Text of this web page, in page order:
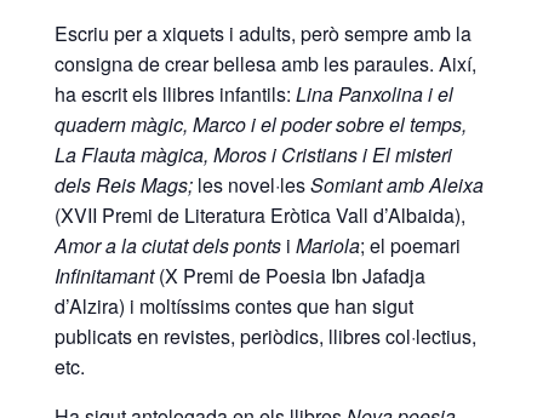
Escriu per a xiquets i adults, però sempre amb la
consigna de crear bellesa amb les paraules. Així,
ha escrit els llibres infantils: Lina Panxolina i el
quadern màgic, Marco i el poder sobre el temps,
La Flauta màgica, Moros i Cristians i El misteri
dels Reis Mags;les novel·lesSomiant amb Aleixa
(XVII Premi de Literatura Eròtica Vall d’Albaida),
Amor a la ciutat dels pontsi Mariola; el poemari
Infinitamant(X Premi de Poesia Ibn Jafadja
d’Alzira) i moltíssims contes que han sigut
publicats en revistes, periòdics, llibres col·lectius,
etc.